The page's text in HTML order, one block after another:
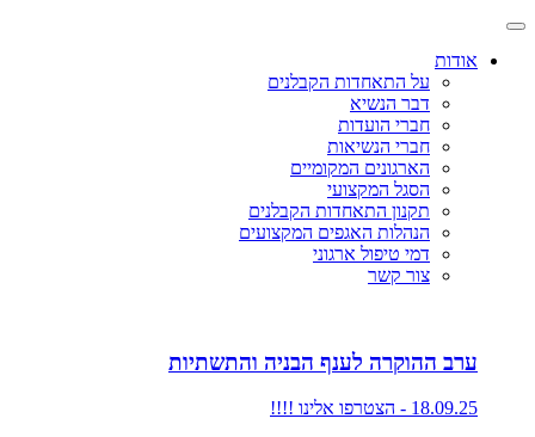
אודות
על התאחדות הקבלנים
דבר הנשיא
חברי הועדות
חברי הנשיאות
הארגונים המקומיים
הסגל המקצועי
תקנון התאחדות הקבלנים
הנהלות האגפים המקצועים
דמי טיפול ארגוני
צור קשר
ערב ההוקרה לענף הבניה והתשתיות
18.09.25 - הצטרפו אלינו !!!!